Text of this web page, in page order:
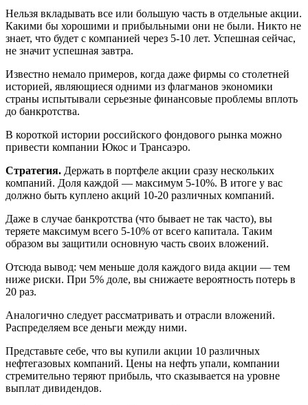
Нельзя вкладывать все или большую часть в отдельные акции.
Какими бы хорошими и прибыльными они не были. Никто не
знает, что будет с компанией через 5-10 лет. Успешная сейчас,
не значит успешная завтра.
Известно немало примеров, когда даже фирмы со столетней
историей, являющиеся одними из флагманов экономики
страны испытывали серьезные финансовые проблемы вплоть
до банкротства.
В короткой истории российского фондового рынка можно
привести компании Юкос и Трансаэро.
Стратегия. Держать в портфеле акции сразу нескольких
компаний. Доля каждой — максимум 5-10%. В итоге у вас
должно быть куплено акций 10-20 различных компаний.
Даже в случае банкротства (что бывает не так часто), вы
теряете максимум всего 5-10% от всего капитала. Таким
образом вы защитили основную часть своих вложений.
Отсюда вывод: чем меньше доля каждого вида акции — тем
ниже риски. При 5% доле, вы снижаете вероятность потерь в
20 раз.
Аналогично следует рассматривать и отрасли вложений.
Распределяем все деньги между ними.
Представьте себе, что вы купили акции 10 различных
нефтегазовых компаний. Цены на нефть упали, компании
стремительно теряют прибыль, что сказывается на уровне
выплат дивидендов.